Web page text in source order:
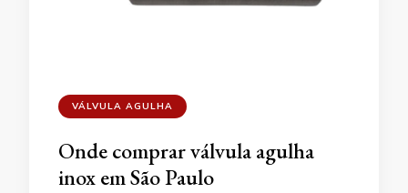
VÁLVULA AGULHA
Onde comprar válvula agulha
inox em São Paulo